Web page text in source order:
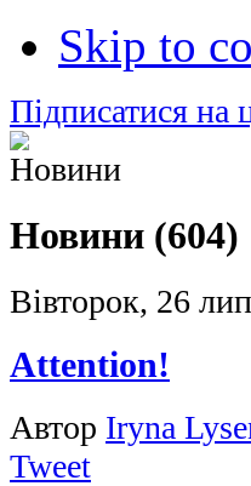
Skip to
Підписатися на
Новини (604)
Вівторок, 26
Attention!
Автор Iryna
Tweet